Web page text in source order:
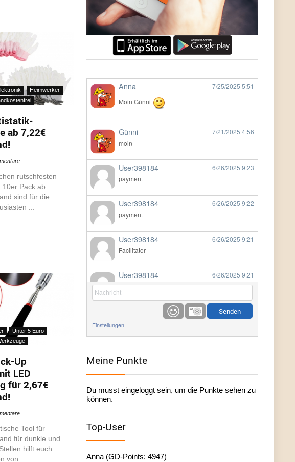
Heimwerker
ab 7,22€
rutschfesten
10er Pack ab
sind für die
...
Unter 5 Euro
Up
LED
für 2,67€
Tool für
für dunkle und
hilft euch
von ...
Anna 7/25/2025 5:51
Moin Günni
Günni 7/21/2025 4:56
moin
User398184 6/26/2025 9:23
payment
User398184 6/26/2025 9:22
payment
User398184 6/26/2025 9:21
Facilitator
User398184 6/26/2025 9:21
Facilitator
6/26/2025
Facilitator
standardization
standardization
User398182
Einstellungen
Meine Punkte
Du musst eingeloggt sein, um die Punkte sehen zu
können.
Top-User
Anna (GD-Points: 4947)